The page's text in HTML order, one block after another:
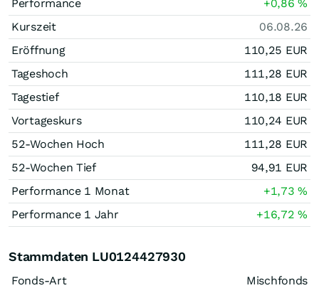
Performance +0,86%
Kurszeit
06.08.26
Eröffnung
110,25 EUR
Tageshoch
111,28 EUR
Tagestief
110,18 EUR
Vortageskurs
110,24 EUR
52-Wochen Hoch
111,28 EUR
52-Wochen Tief
94,91 EUR
Performance 1 Monat
+1,73%
Performance 1 Jahr
+16,72%
Stammdaten LU0124427930
Fonds-Art
Mischfonds